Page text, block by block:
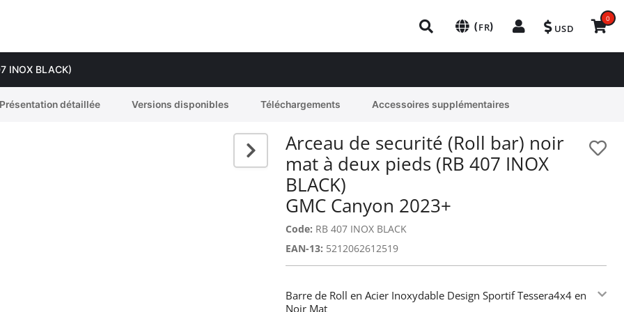
(FR) USD
0
INOX BLACK)
Présentation détaillée Versions disponibles Téléchargements Accessoires supplémentaires
Arceau de securité (Roll bar) noir
mat à deux pieds (RB 407 INOX
BLACK)
GMC Canyon 2023+
Code: RB 407 INOX BLACK
EAN-13: 5212062612519
Barre de Roll en Acier Inoxydable Design Sportif Tessera4x4 en
Noir Mat